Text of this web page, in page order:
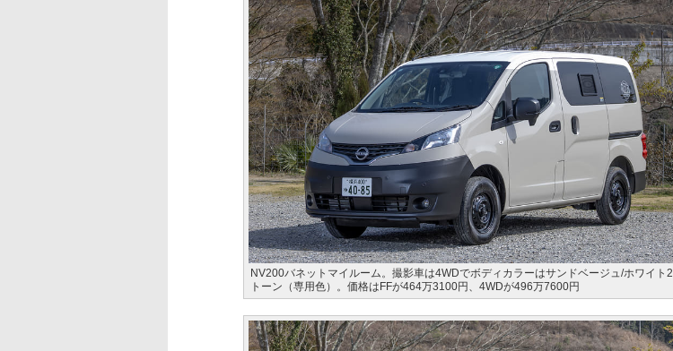
NV200バネットマイルーム。撮影車は4WDでボディカラーはサンドベージュ/ホワイト2
トーン（専用色）。価格はFFが464万3100円、4WDが496万7600円